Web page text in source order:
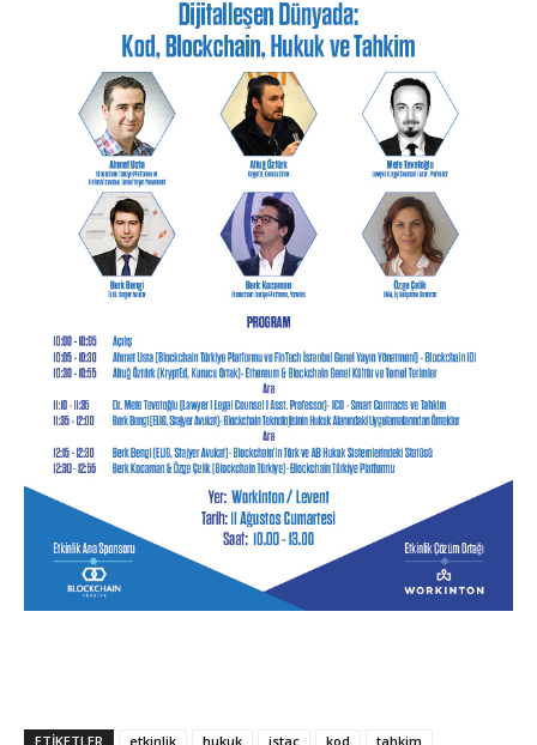
ETIKETLER etkinlik hukuk istac kod tahkim